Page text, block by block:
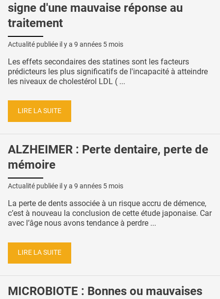
signe d'une mauvaise réponse au
traitement
Actualité publiée il y a 9 années 5 mois
Les effets secondaires des statines sont les facteurs
prédicteurs les plus significatifs de l'incapacité à atteindre
les niveaux de cholestérol LDL ( ...
LIRE LA SUITE
ALZHEIMER : Perte dentaire, perte de
mémoire
Actualité publiée il y a 9 années 5 mois
La perte de dents associée à un risque accru de démence,
c’est à nouveau la conclusion de cette étude japonaise. Car
avec l’âge nous avons tendance à perdre ...
LIRE LA SUITE
MICROBIOTE : Bonnes ou mauvaises